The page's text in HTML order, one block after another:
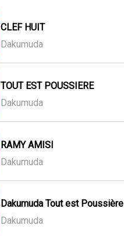
CLEF HUIT
Dakumuda
TOUT EST POUSSIERE
Dakumuda
RAMY AMISI
Dakumuda
Dakumuda Tout est Poussière
Dakumuda